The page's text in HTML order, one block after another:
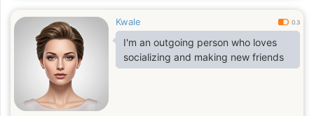
Kwale 0.3
I'm an outgoing person who loves
socializing and making new friends